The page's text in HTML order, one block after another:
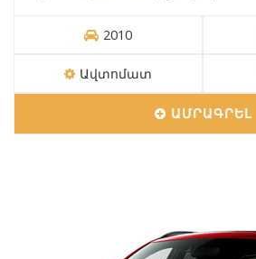
2010
Ավտոմատ
ԱՄՐԱԳՐԵԼ